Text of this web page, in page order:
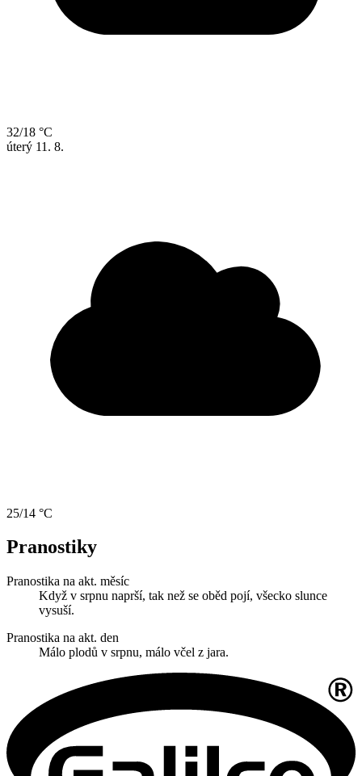
32/18 °C
úterý 11. 8.
25/14 °C
Pranostiky
Pranostika na akt. měsíc
Když v srpnu naprší, tak než se oběd pojí, všecko slunce
vysuší.
Pranostika na akt. den
Málo plodů v srpnu, málo včel z jara.